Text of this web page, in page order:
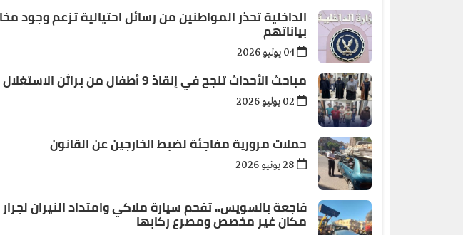
الداخلية تحذر المواطنين من رسائل احتيالية تزعم وجود
بياناتهم
مباحث الأحداث تنجح في إنقاذ 9 أطفال من براثن الاستغلال والتسول بالقاهرة
حملات مرورية مفاجئة لضبط الخارجين عن القانون
فاجعة بالسويس.. تفحم سيارة ملاكي وامتداد النيران
مكان غير مخصص ومصرع ركابها